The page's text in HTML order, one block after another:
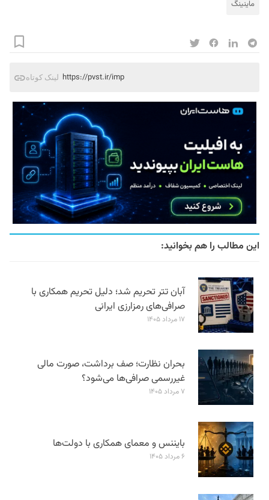
ماینینگ
لینک کوتاه https://pvst.ir/imp
این مطالب را هم بخوانید:
آبان تتر تحریم شد؛ دلیل تحریم همکاری با
صرافی‌های رمزارزی ایرانی
۱۷ مرداد ۱۴۰۵
بحران نظارت؛ صف برداشت، صورت مالی
غیررسمی صرافی‌ها می‌شود؟
۷ مرداد ۱۴۰۵
بایننس و معمای همکاری با دولت‌ها
۶ مرداد ۱۴۰۵